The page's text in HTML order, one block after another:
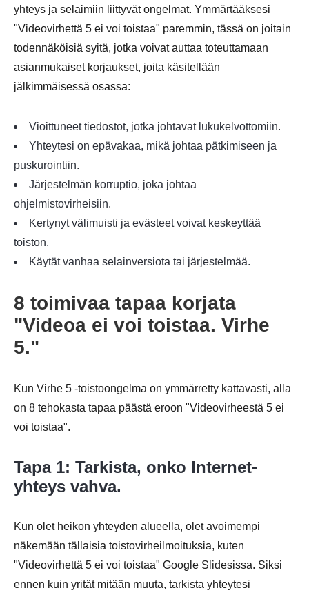
yhteys ja selaimiin liittyvät ongelmat. Ymmärtääksesi
"Videovirhettä 5 ei voi toistaa" paremmin, tässä on joitain
todennäköisiä syitä, jotka voivat auttaa toteuttamaan
asianmukaiset korjaukset, joita käsitellään
jälkimmäisessä osassa:
Vioittuneet tiedostot, jotka johtavat lukukelvottomiin.
Yhteytesi on epävakaa, mikä johtaa pätkimiseen ja
puskurointiin.
Järjestelmän korruptio, joka johtaa
ohjelmistovirheisiin.
Kertynyt välimuisti ja evästeet voivat keskeyttää
toiston.
Käytät vanhaa selainversiota tai järjestelmää.
8 toimivaa tapaa korjata
"Videoa ei voi toistaa. Virhe
5."
Kun Virhe 5 -toistoongelma on ymmärretty kattavasti, alla
on 8 tehokasta tapaa päästä eroon "Videovirheestä 5 ei
voi toistaa".
Tapa 1: Tarkista, onko Internet-
yhteys vahva.
Kun olet heikon yhteyden alueella, olet avoimempi
näkemään tällaisia toistovirheilmoituksia, kuten
"Videovirhettä 5 ei voi toistaa" Google Slidesissa. Siksi
ennen kuin yrität mitään muuta, tarkista yhteytesi